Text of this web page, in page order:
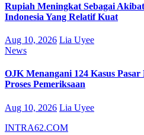
Rupiah Meningkat Sebagai
Indonesia Yang Relatif Kuat
Aug 10, 2026 Lia Uyee
News
OJK Menangani 124 Kasus
Proses Pemeriksaan
Aug 10, 2026 Lia Uyee
INTRA62.COM